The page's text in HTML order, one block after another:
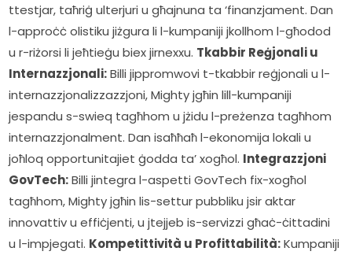
ttestjar, taħriġ ulterjuri u għajnuna ta ‘finanzjament. Dan
l-approċċ olistiku jiżgura li l-kumpaniji jkollhom l-għodod
u r-riżorsi li jeħtieġu biex jirnexxu. Tkabbir Reġjonali u
Internazzjonali: Billi jippromwovi t-tkabbir reġjonali u l-
internazzjonalizzazzjoni, Mighty jgħin lill-kumpaniji
jespandu s-swieq tagħhom u jżidu l-preżenza tagħhom
internazzjonalment. Dan isaħħaħ l-ekonomija lokali u
joħloq opportunitajiet ġodda ta’ xogħol. Integrazzjoni
GovTech: Billi jintegra l-aspetti GovTech fix-xogħol
tagħhom, Mighty jgħin lis-settur pubbliku jsir aktar
innovattiv u effiċjenti, u jtejjeb is-servizzi għaċ-ċittadini
u l-impjegati. Kompetittività u Profittabilità: Kumpaniji